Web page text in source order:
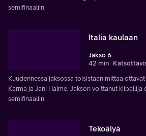
semifinaaliin.
Italia kaulaan
Jakso 6
42 min
Kuudennessa jaksossa toisistaan mittaa
Karma ja Jani Halme. Jakson voittanut kilpailija
semifinaaliin.
Tekoälyä